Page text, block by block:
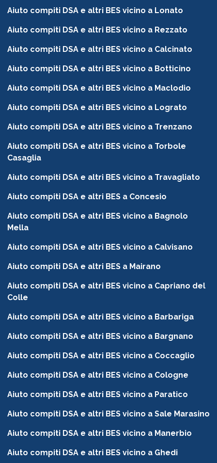
Aiuto compiti DSA e altri BES vicino a Lonato
Aiuto compiti DSA e altri BES vicino a Rezzato
Aiuto compiti DSA e altri BES vicino a Calcinato
Aiuto compiti DSA e altri BES vicino a Botticino
Aiuto compiti DSA e altri BES vicino a Maclodio
Aiuto compiti DSA e altri BES vicino a Lograto
Aiuto compiti DSA e altri BES vicino a Trenzano
Aiuto compiti DSA e altri BES vicino a Torbole
Casaglia
Aiuto compiti DSA e altri BES vicino a Travagliato
Aiuto compiti DSA e altri BES a Concesio
Aiuto compiti DSA e altri BES vicino a Bagnolo
Mella
Aiuto compiti DSA e altri BES vicino a Calvisano
Aiuto compiti DSA e altri BES a Mairano
Aiuto compiti DSA e altri BES vicino a Capriano del
Colle
Aiuto compiti DSA e altri BES vicino a Barbariga
Aiuto compiti DSA e altri BES vicino a Bargnano
Aiuto compiti DSA e altri BES vicino a Coccaglio
Aiuto compiti DSA e altri BES vicino a Cologne
Aiuto compiti DSA e altri BES vicino a Paratico
Aiuto compiti DSA e altri BES vicino a Sale Marasino
Aiuto compiti DSA e altri BES vicino a Manerbio
Aiuto compiti DSA e altri BES vicino a Ghedi